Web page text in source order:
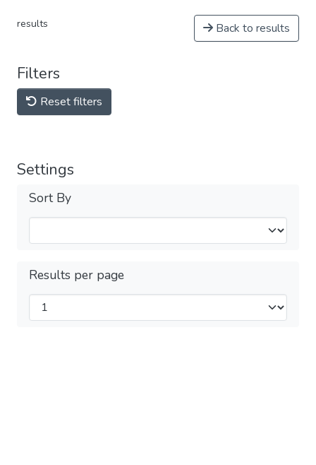
results Back to results
Filters
Reset filters
Settings
Sort By
Results per page